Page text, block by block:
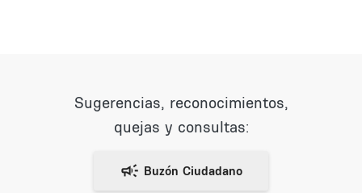
Sugerencias, reconocimientos,
quejas y consultas: